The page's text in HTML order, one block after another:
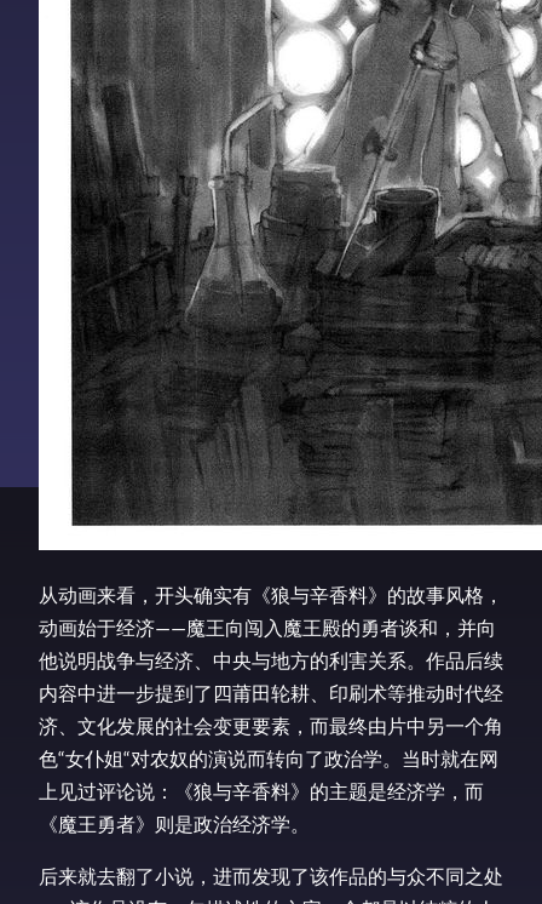
从动画来看，开头确实有《狼与辛香料》的故事风格，
动画始于经济——魔王向闯入魔王殿的勇者谈和，并向
他说明战争与经济、中央与地方的利害关系。作品后续
内容中进一步提到了四莆田轮耕、印刷术等推动时代经
济、文化发展的社会变更要素，而最终由片中另一个角
色“女仆姐“对农奴的演说而转向了政治学。当时就在网
上见过评论说：《狼与辛香料》的主题是经济学，而
《魔王勇者》则是政治经济学。
后来就去翻了小说，进而发现了该作品的与众不同之处